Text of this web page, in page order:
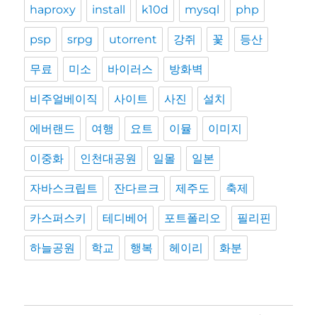
haproxy install k10d mysql php
psp srpg utorrent 강쥐 꽃 등산
무료 미소 바이러스 방화벽
비주얼베이직 사이트 사진 설치
에버랜드 여행 요트 이뮬 이미지
이중화 인천대공원 일몰 일본
자바스크립트 잔다르크 제주도 축제
카스퍼스키 테디베어 포트폴리오 필리핀
하늘공원 학교 행복 헤이리 화분